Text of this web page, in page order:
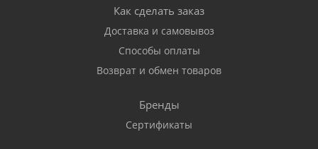
Как сделать заказ
Доставка и самовывоз
Способы оплаты
Возврат и обмен товаров
Бренды
Сертификаты